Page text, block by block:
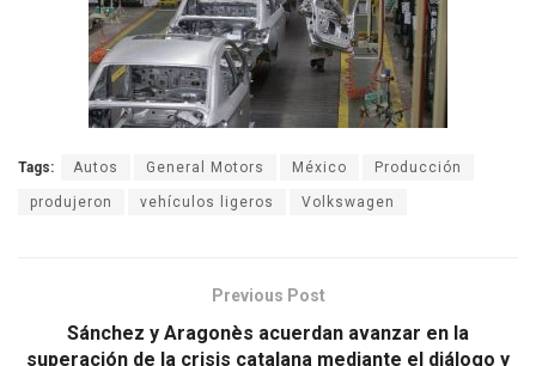
Tags: Autos General Motors México Producción
produjeron vehículos ligeros Volkswagen
Previous Post
Sánchez y Aragonès acuerdan avanzar en la
superación de la crisis catalana mediante el diálogo y